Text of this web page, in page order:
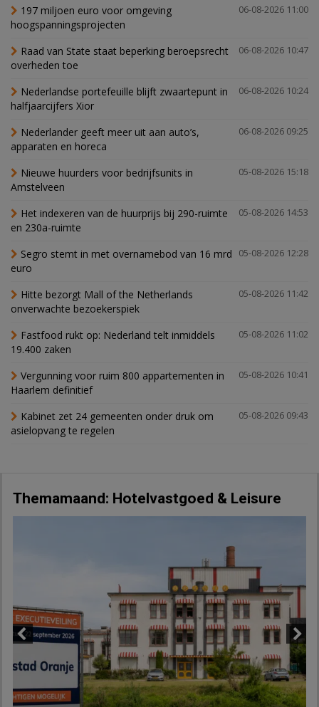
06-08-2026 11:00
197 miljoen euro voor omgeving
hoogspanningsprojecten
06-08-2026 10:47
Raad van State staat beperking beroepsrecht
overheden toe
06-08-2026 10:24
Nederlandse portefeuille blijft zwaartepunt in
halfjaarcijfers Xior
06-08-2026 09:25
Nederlander geeft meer uit aan auto’s,
apparaten en horeca
05-08-2026 15:18
Nieuwe huurders voor bedrijfsunits in
Amstelveen
05-08-2026 14:53
Het indexeren van de huurprijs bij 290-ruimte
en 230a-ruimte
05-08-2026 12:28
Segro stemt in met overnamebod van 16 mrd
euro
05-08-2026 11:42
Hitte bezorgt Mall of the Netherlands
onverwachte bezoekerspiek
05-08-2026 11:02
Fastfood rukt op: Nederland telt inmiddels
19.400 zaken
05-08-2026 10:41
Vergunning voor ruim 800 appartementen in
Haarlem definitief
05-08-2026 09:43
Kabinet zet 24 gemeenten onder druk om
asielopvang te regelen
Themamaand: Hotelvastgoed & Leisure
Next